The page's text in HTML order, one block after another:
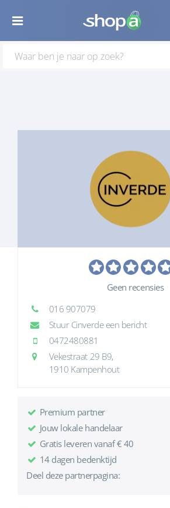
Geen recensies
016 907079
Stuur Cinverde een bericht
0472480881
Vekestraat 29 B9,
1910 Kampenhout
Premium partner
Jouw lokale handelaar
Gratis leveren vanaf € 40
14 dagen bedenktijd
Deel deze partnerpagina: